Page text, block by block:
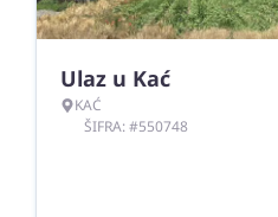
Ulaz u Kać
KAĆ
ŠIFRA: #550748